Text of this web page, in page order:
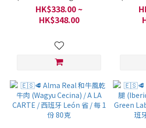
A LA CARTE / 西班牙 / 每 1
份 4 件
HK$338.00 ~
HK$348.00
CARTE